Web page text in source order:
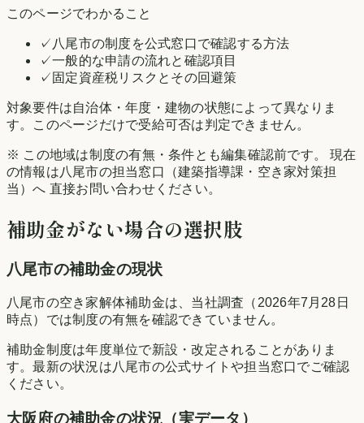
このページでわかること
✓ 八尾市の制度を公式窓口で確認する方法
✓一般的な申請の流れと確認項目
✓ 固定資産税リスクとその回避策
対象要件は自治体・年度・建物の状態によって異なりま
す。このページだけで受給可否は判定できません。
※ この地域は制度の有無・条件とも編集確認前です。 現在
の情報は八尾市の担当窓口（建築指導課・空き家対策担
当）へ 直接お問い合わせください。
補助金がない場合の選択肢
八尾市の補助金の現状
八尾市の空き家解体補助金は、当社調査（2026年7月28日
時点）では制度の有無を確認できていません。
補助金制度は年度単位で新設・改定されることがありま
す。最新の状況は八尾市の公式サイトや担当窓口でご確認
ください。
大阪府の補助金の状況（実データ）